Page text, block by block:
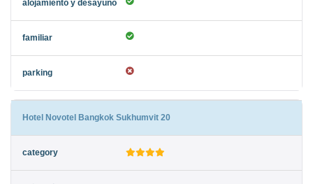
Hotel Novotel Bangkok Sukhumvit 20